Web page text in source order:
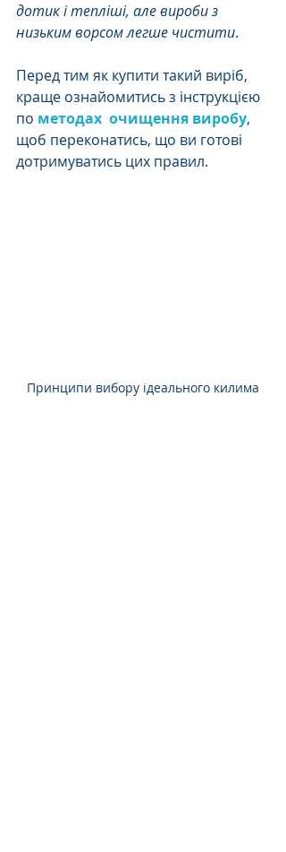
дотик і тепліші, але вироби з
низьким ворсом легше чистити.
Перед тим як купити такий виріб,
краще ознайомитись з інструкцією
по методах  очищення виробу,
щоб переконатись, що ви готові
дотримуватись цих правил.
Принципи вибору ідеального килима